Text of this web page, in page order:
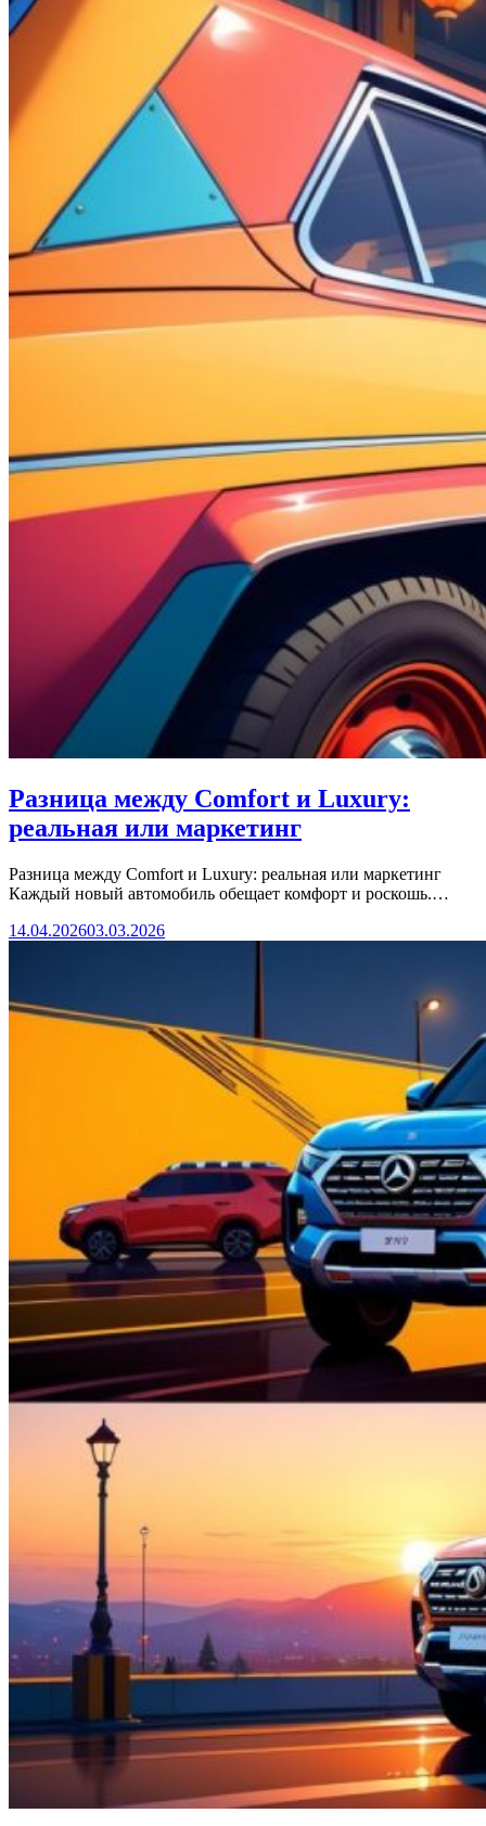
Разница между Comfort и Luxury:
реальная или маркетинг
Разница между Comfort и Luxury: реальная или маркетинг
Каждый новый автомобиль обещает комфорт и роскошь.…
14.04.202603.03.2026